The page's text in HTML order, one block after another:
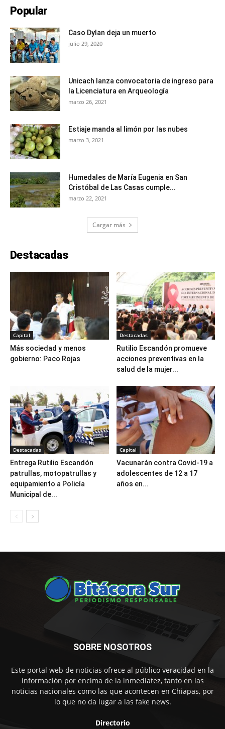
Popular
Caso Dylan deja un muerto
julio 29, 2020
Unicach lanza convocatoria de ingreso para
la Licenciatura en Arqueología
marzo 26, 2021
Estiaje manda al limón por las nubes
marzo 3, 2021
Humedales de María Eugenia en San
Cristóbal de Las Casas cumple...
marzo 22, 2021
Cargar más
Destacadas
Capital
Más sociedad y menos
gobierno: Paco Rojas
Destacadas
Rutilio Escandón promueve
acciones preventivas en la
salud de la mujer...
Destacadas
Entrega Rutilio Escandón
patrullas, motopatrullas y
equipamiento a Policía
Municipal de...
Capital
Vacunarán contra Covid-19 a
adolescentes de 12 a 17
años en...
SOBRE NOSOTROS
Este portal web de noticias ofrece al público veracidad en la
información por encima de la inmediatez, tanto en las
noticias nacionales como las que acontecen en Chiapas, por
lo que no da lugar a las fake news.
Directorio